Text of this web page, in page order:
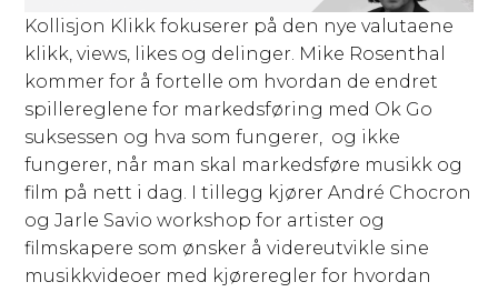
Kollisjon Klikk fokuserer på den nye valutaene
klikk, views, likes og delinger. Mike Rosenthal
kommer for å fortelle om hvordan de endret
spillereglene for markedsføring med Ok Go
suksessen og hva som fungerer, og ikke
fungerer, når man skal markedsføre musikk og
film på nett i dag. I tillegg kjørerAndré Chocron
og Jarle Savio workshop for artister og
filmskapere som ønsker å videreutvikle sine
musikkvideoer med kjøreregler for hvordan